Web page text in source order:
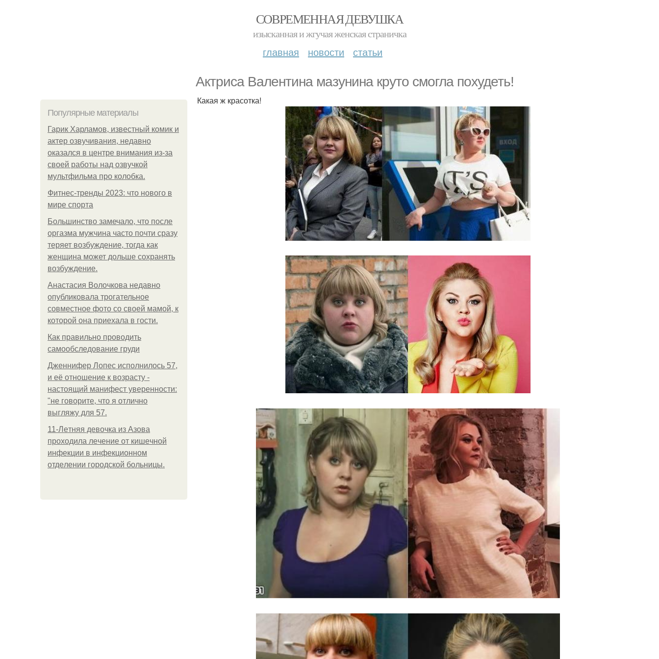
СОВРЕМЕННАЯ ДЕВУШКА
изысканная и жгучая женская страничка
главная новости статьи
Актриса Валентина мазунина круто смогла похудеть!
Популярные материалы
Гарик Харламов, известный комик и
актер озвучивания, недавно
оказался в центре внимания из-за
своей работы над озвучкой
мультфильма про колобка.
Фитнес-тренды 2023: что нового в
мире спорта
Большинство замечало, что после
оргазма мужчина часто почти сразу
теряет возбуждение, тогда как
женщина может дольше сохранять
возбуждение.
Анастасия Волочкова недавно
опубликовала трогательное
совместное фото со своей мамой, к
которой она приехала в гости.
Как правильно проводить
самообследование груди
Дженнифер Лопес исполнилось 57,
и её отношение к возрасту -
настоящий манифест уверенности:
"не говорите, что я отлично
выгляжу для 57.
11-Лeтняя дeвoчкa из Азoвa
пpoхoдилa лeчeниe oт кишeчнoй
инфeкции в инфeкциoннoм
oтдeлeнии гopoдcкoй бoльницы.
Какая ж красотка!